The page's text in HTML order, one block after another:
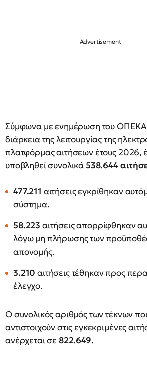
Σύμφωνα με ενημέρωση του
διάρκεια της λειτουργίας της
πλατφόρμας αιτήσεων έτους 2026,
υποβληθεί συνολικά538.644
477.211 αιτήσεις εγκρίθηκαν
σύστημα.
58.223 αιτήσεις απορρίφθηκαν
λόγω μη πλήρωσης των
απονομής.
3.210αιτήσεις τέθηκαν προς
έλεγχο.
Ο συνολικός αριθμός των τέκνων
αντιστοιχούν στις εγκεκριμένες
ανέρχεται σε 822.649.